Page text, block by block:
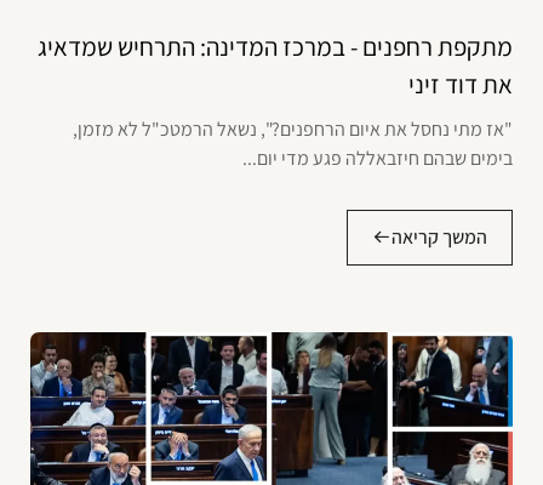
מתקפת רחפנים - במרכז המדינה: התרחיש שמדאיג
את דוד זיני
"אז מתי נחסל את איום הרחפנים?", נשאל הרמטכ"ל לא מזמן,
בימים שבהם חיזבאללה פגע מדי יום...
המשך קריאה